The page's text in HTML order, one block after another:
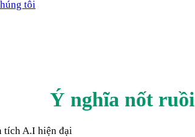
tôi
Ý nghĩa nốt ruồi
tích A.I hiện đại